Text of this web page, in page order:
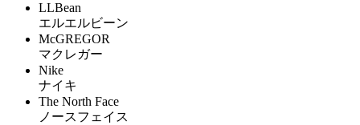
LLBean
エルエルビーン
McGREGOR
マクレガー
Nike
ナイキ
The North Face
ノースフェイス